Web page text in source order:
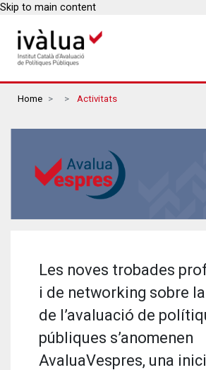
Skip to main content
Breadcrumbs
Home Activitats
Les noves trobades
i de networking sobre
de l’avaluació de
públiques s’anomenen
AvaluaVespres, una